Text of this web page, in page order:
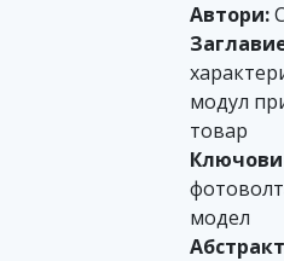
Автори:
модул
товар
модел